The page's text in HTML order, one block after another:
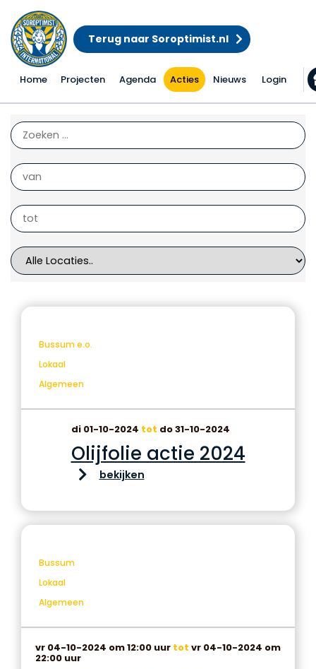
Terug naar Soroptimist.nl
Home Projecten Agenda Acties Nieuws Login
Alle acties
Bussum e.o.
Lokaal
Algemeen
di 01-10-2024 tot do 31-10-2024
Olijfolie actie 2024
bekijken
Bussum
Lokaal
Algemeen
vr 04-10-2024 om 12:00 uur tot vr 04-10-2024 om
22:00 uur